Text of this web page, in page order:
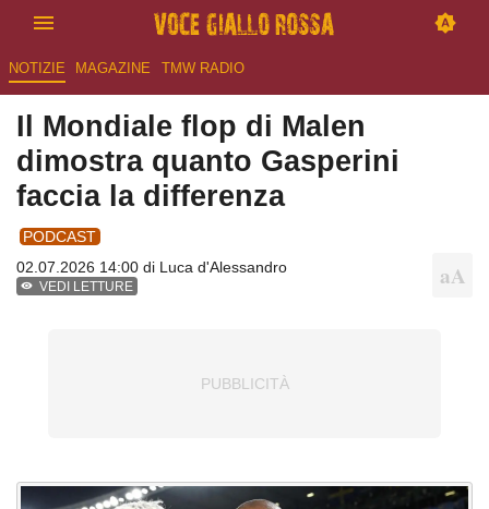
NOTIZIE MAGAZINE TMW RADIO
Il Mondiale flop di Malen
dimostra quanto Gasperini
faccia la differenza
PODCAST
02.07.2026 14:00 di Luca d'Alessandro
VEDI LETTURE